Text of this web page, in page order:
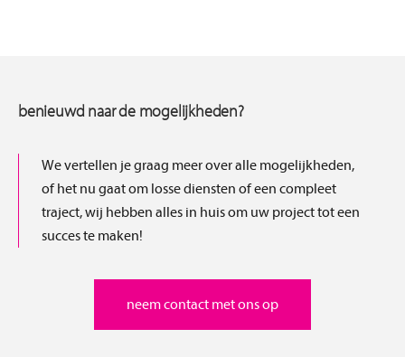
benieuwd naar de mogelijkheden?
We vertellen je graag meer over alle mogelijkheden,
of het nu gaat om losse diensten of een compleet
traject, wij hebben alles in huis om uw project tot een
succes te maken!
neem contact met ons op